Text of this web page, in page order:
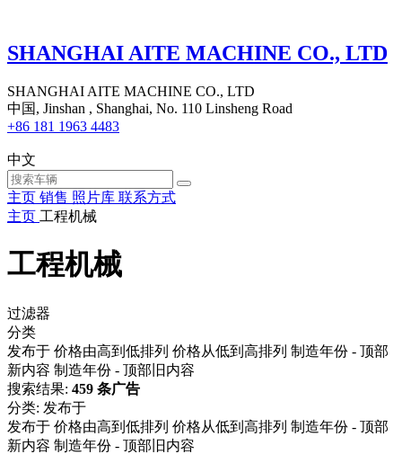
SHANGHAI AITE MACHINE CO., LTD
SHANGHAI AITE MACHINE CO., LTD
中国, Jinshan , Shanghai, No. 110 Linsheng Road
+86 181 1963 4483
中文
主页 销售 照片库 联系方式
主页 工程机械
工程机械
过滤器
分类
发布于 价格由高到低排列 价格从低到高排列 制造年份 - 顶部
新内容 制造年份 - 顶部旧内容
搜索结果: 459 条广告
分类: 发布于
发布于 价格由高到低排列 价格从低到高排列 制造年份 - 顶部
新内容 制造年份 - 顶部旧内容